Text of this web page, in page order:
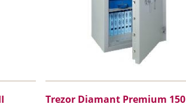
Trezor Diamant Premium 150